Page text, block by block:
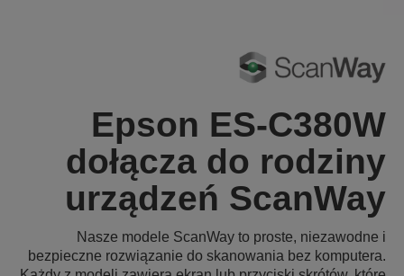
Epson ES-C380W
dołącza do rodziny
urządzeń ScanWay
Nasze modele ScanWay to proste, niezawodne i
bezpieczne rozwiązanie do skanowania bez komputera.